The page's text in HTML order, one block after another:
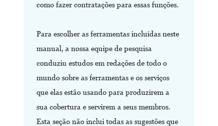
como fazer contratações para essas funções.
Para escolher as ferramentas incluídas neste
manual, a nossa equipe de pesquisa
conduziu estudos em redações de todo o
mundo sobre as ferramentas e os serviços
que elas estão usando para produzirem a
sua cobertura e servirem a seus membros.
Esta seção não inclui todas as sugestões que